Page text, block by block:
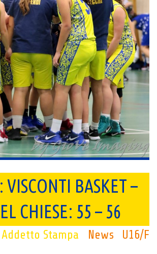
VISCONTI BASKET –
CHIESE: 55 – 56
News U16/F
Addetto Stampa